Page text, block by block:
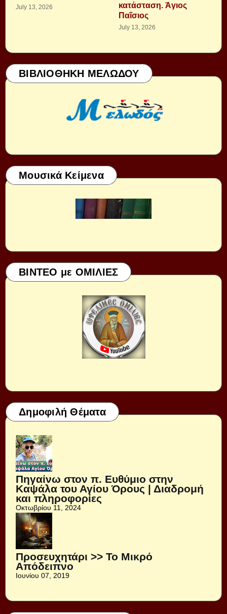
July 13, 2026
κατάσταση. Ἁγιος
Παΐσιος
July 13, 2026
ΒΙΒΛΙΟΘΗΚΗ ΜΕΛΩΔΟΥ
Μουσικά Κείμενα
ΒΙΝΤΕΟ με ΟΜΙΛΙΕΣ
Δημοφιλή Θέματα
Πηγαίνω στον π. Ευθύμιο στην
Καψάλα του Αγίου Όρους | Διαδρομή
και πληροφορίες
Οκτωβρίου 11, 2024
Προσευχητάρι >> Το Μικρό
Απόδειπνο
Ιουνίου 07, 2019